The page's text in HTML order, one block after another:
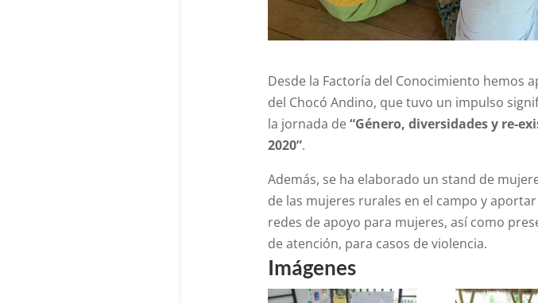
Desde la Factoría del Conocimiento hemos
del Chocó Andino, que tuvo un impulso
la jornada de“Género, diversidades y re-
2020”.
Además, se ha elaborado un stand de
de las mujeres rurales en el campo y
redes de apoyo para mujeres, así como
de atención, para casos de violencia.
Imágenes